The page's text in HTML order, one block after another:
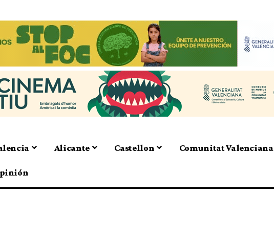
Alicante Castellon Comunitat Valenciana